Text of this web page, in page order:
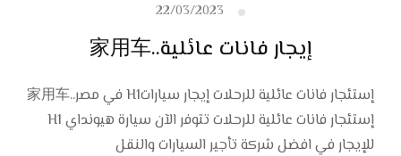
22/03/2023
إيجار فانات عائلية..家用车
إستئجار فانات عائلية للرحلات إيجار سياراتH1 في مصر..家用车
إستئجار فانات عائلية للرحلات تتوفر الآن سيارة هيونداي H1
للإيجار في افضل شركة تأجير السيارات والنقل